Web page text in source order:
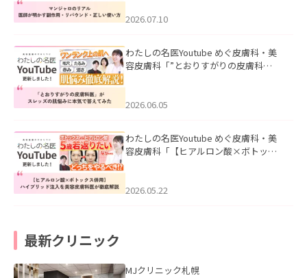
た。
2026.07.10
わたしの名医Youtube めぐ皮膚科・美
容皮膚科「”とおりすがりの皮膚科
2026.06.05
わたしの名医Youtube めぐ皮膚科・美
容皮膚科「【ヒアルロン酸×ボトック
た。
2026.05.22
最新クリニック
MJクリニック札幌